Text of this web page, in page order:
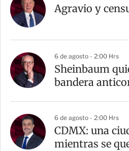
Agravio y
6 de agosto - 2:00 Hrs
Sheinbaum
bandera
6 de agosto - 2:00 Hrs
CDMX: una
mientras se